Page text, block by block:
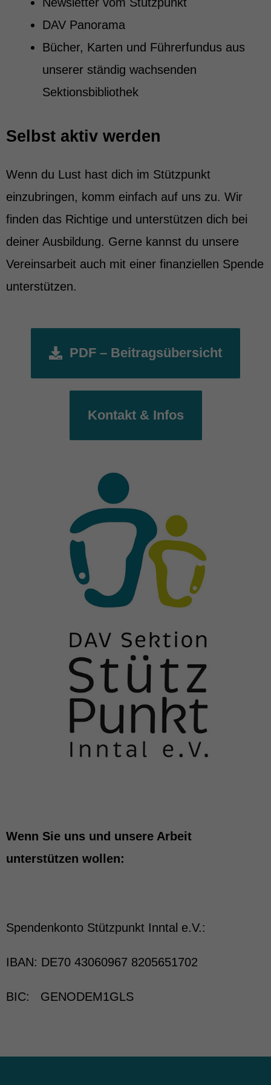
DAV Panorama
Bücher, Karten und Führerfundus aus
unserer ständig wachsenden
Sektionsbibliothek
Selbst aktiv werden
Wenn du Lust hast dich im Stützpunkt
einzubringen, komm einfach auf uns zu. Wir
finden das Richtige und unterstützen dich bei
deiner Ausbildung. Gerne kannst du unsere
Vereinsarbeit auch mit einer finanziellen Spende
unterstützen.
PDF – Beitragsübersicht
Kontakt & Infos
Wenn Sie uns und unsere Arbeit
unterstützen wollen:
Spendenkonto Stützpunkt Inntal e.V.:
IBAN: DE70 43060967 8205651702
BIC: GENODEM1GLS
helfen uns zu verstehen, wie unsere Besucher unsere Website nutzen.
Cookie-Informationen anzeigen
Externe Medien (7)
Inhalte von Videoplattformen und Social-Media-Plattformen werden
werden, bedarf der Zugriff auf diese Inhalte keiner manuellen Einwilligung
powered by Borlabs Cookie